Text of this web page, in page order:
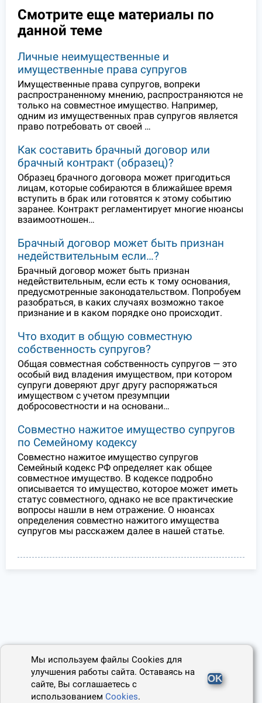
Смотрите еще материалы по
данной теме
Личные неимущественные и
имущественные права супругов
Имущественные права супругов, вопреки
распространенному мнению, распространяются не
только на совместное имущество. Например,
одним из имущественных прав супругов является
право потребовать от своей …
Как составить брачный договор или
брачный контракт (образец)?
Образец брачного договора может пригодиться
лицам, которые собираются в ближайшее время
вступить в брак или готовятся к этому событию
заранее. Контракт регламентирует многие нюансы
взаимоотношен…
Брачный договор может быть признан
недействительным если…?
Брачный договор может быть признан
недействительным, если есть к тому основания,
предусмотренные законодательством. Попробуем
разобраться, в каких случаях возможно такое
признание и в каком порядке оно происходит.
Что входит в общую совместную
собственность супругов?
Общая совместная собственность супругов — это
особый вид владения имуществом, при котором
супруги доверяют друг другу распоряжаться
имуществом с учетом презумпции
добросовестности и на основани…
Совместно нажитое имущество супругов
по Семейному кодексу
Совместно нажитое имущество супругов
Семейный кодекс РФ определяет как общее
совместное имущество. В кодексе подробно
описывается то имущество, которое может иметь
статус совместного, однако не все практические
вопросы нашли в нем отражение. О нюансах
определения совместно нажитого имущества
супругов мы расскажем далее в нашей статье.
Мы используем файлы Cookies для
улучшения работы сайта. Оставаясь на
сайте, Вы соглашаетесь с
использованиемCookies.
OK